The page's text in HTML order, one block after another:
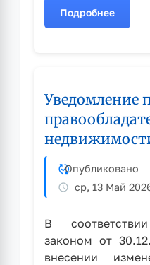
Подробнее
о
объекта
Уведомление
Опубликовано
ср, 13 Май
В
законом от
внесении